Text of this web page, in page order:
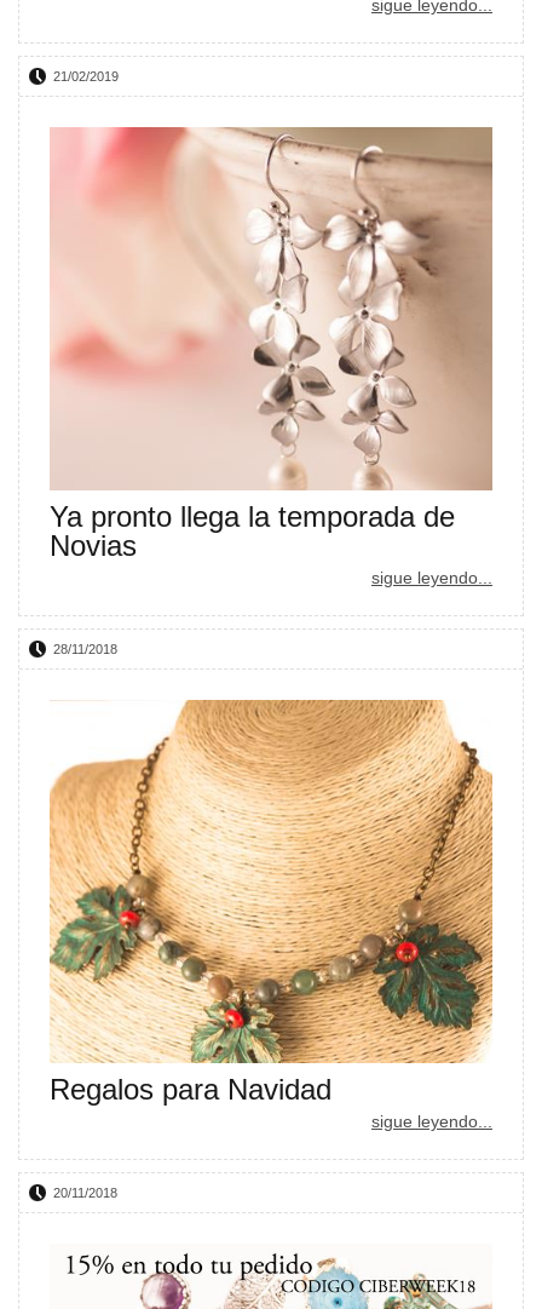
sigue leyendo...
21/02/2019
Ya pronto llega la temporada de
Novias
sigue leyendo...
28/11/2018
Regalos para Navidad
sigue leyendo...
20/11/2018